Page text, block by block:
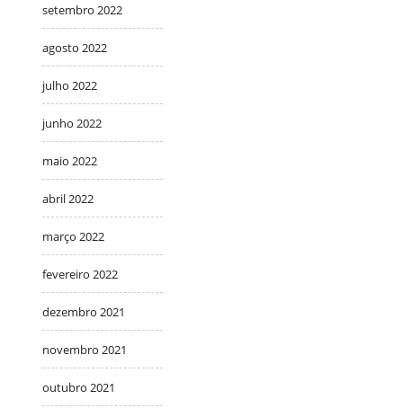
setembro 2022
agosto 2022
julho 2022
junho 2022
maio 2022
abril 2022
março 2022
fevereiro 2022
dezembro 2021
novembro 2021
outubro 2021